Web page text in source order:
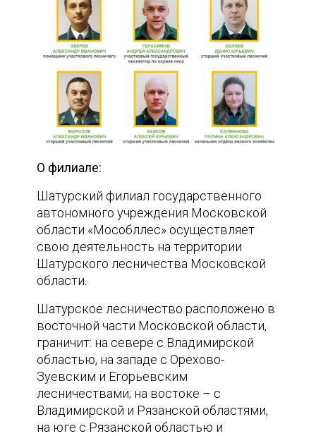
О филиале:
Шатурский филиал государственного
автономного учреждения Московской
области «Мособллес» осуществляет
свою деятельность на территории
Шатурского лесничества Московской
области.
Шатурское лесничество расположено в
восточной части Московской области,
граничит: на севере с Владимирской
областью, на западе с Орехово-
Зуевским и Егорьевским
лесничествами; на востоке – с
Владимирской и Рязанской областями,
на юге с Рязанской областью и